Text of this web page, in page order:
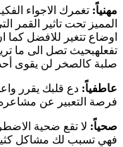
مهنياً: تغمرك الاجواء
المميز تحت تاثير
اوضاع تتغير للافضل كما
تفعلهبحيث تصل الى ما
صلبة كالصخر لن يقوى
عاطفياً: دع قلبك يقرر
فرصة التعبير عن
صحياً: لا تقع ضحية
فهي تسبب لك مشاكل